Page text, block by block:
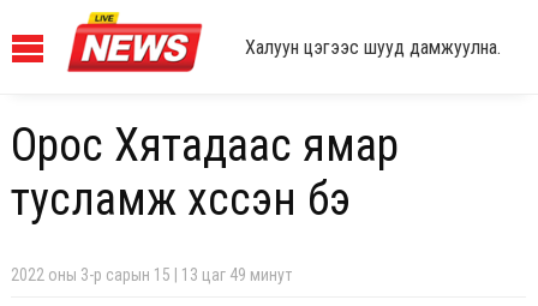
Халуун цэгээс шууд дамжуулна.
Орос Хятадаас ямар
тусламж хүссэн бэ
2022 оны 3-р сарын 15 | 13 цаг 49 минут